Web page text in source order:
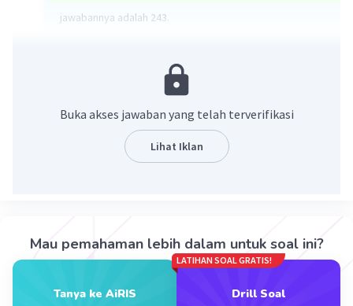
jawabannya adalah 243.
Buka akses jawaban yang telah terverifikasi
Lihat Iklan
Mau pemahaman lebih dalam untuk soal ini?
Tanya ke AiRIS
LATIHAN SOAL GRATIS!
Drill Soal